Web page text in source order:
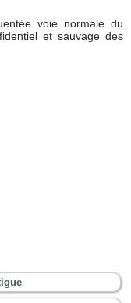
voie normale du
et sauvage des